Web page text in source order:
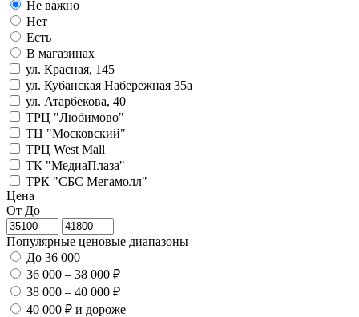
Не важно
Нет
Есть
В магазинах
ул. Красная, 145
ул. Кубанская Набережная 35а
ул. Атарбекова, 40
ТРЦ "Любимово"
ТЦ "Московский"
ТРЦ West Mall
ТК "МедиаПлаза"
ТРК "СБС Мегамолл"
Цена
От До
Популярные ценовые диапазоны
До 36 000
36 000 – 38 000 ₽
38 000 – 40 000 ₽
40 000 ₽ и дороже